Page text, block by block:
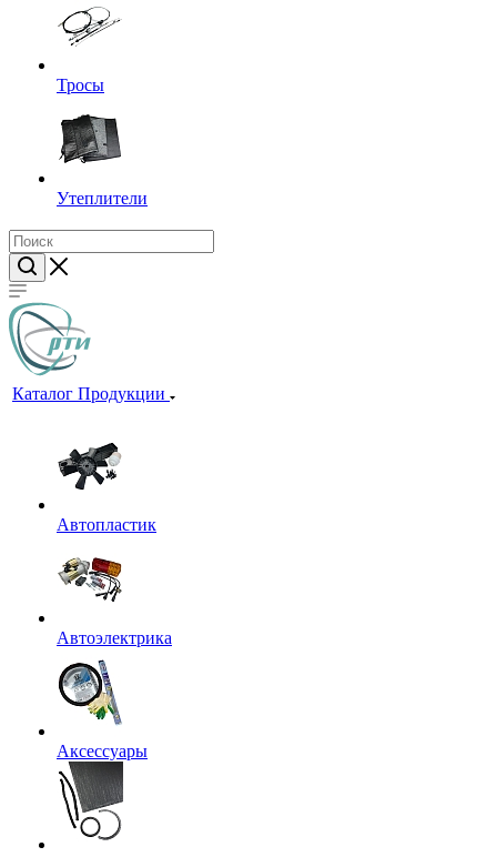
Тросы
Утеплители
Каталог Продукции
Автопластик
Автоэлектрика
Аксессуары